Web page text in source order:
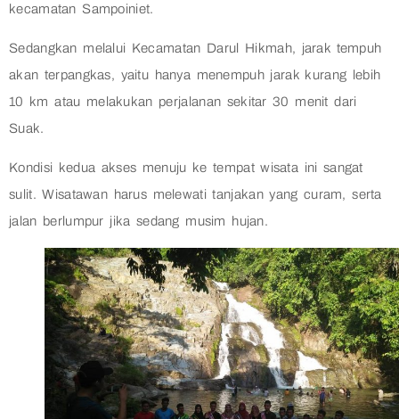
kecamatan Sampoiniet.
Sedangkan melalui Kecamatan Darul Hikmah, jarak tempuh
akan terpangkas, yaitu hanya menempuh jarak kurang lebih
10 km atau melakukan perjalanan sekitar 30 menit dari
Suak.
Kondisi kedua akses menuju ke tempat wisata ini sangat
sulit. Wisatawan harus melewati tanjakan yang curam, serta
jalan berlumpur jika sedang musim hujan.